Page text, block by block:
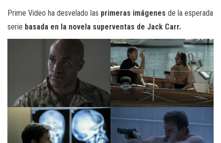
Prime Video ha desvelado las primeras imágenes de la esperada
serie basada en la novela superventas de Jack Carr.